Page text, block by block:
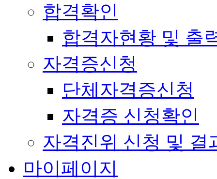
합격확인
합격자현황 및 출
자격증신청
단체자격증신청
자격증 신청확인
자격진위 신청 및 결
마이페이지